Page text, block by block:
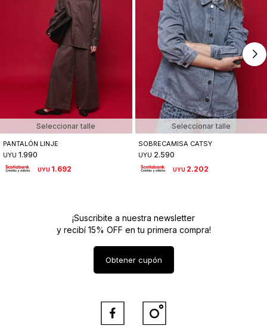
Seleccionar talle
PANTALÓN LINJE
UYU 1.990
UYU 1.692
Seleccionar talle
SOBRECAMISA CATSY
UYU 2.590
UYU 2.202
¡Suscribite a nuestra newsletter
y recibí 15% OFF en tu primera compra!
Obtener cupón
 